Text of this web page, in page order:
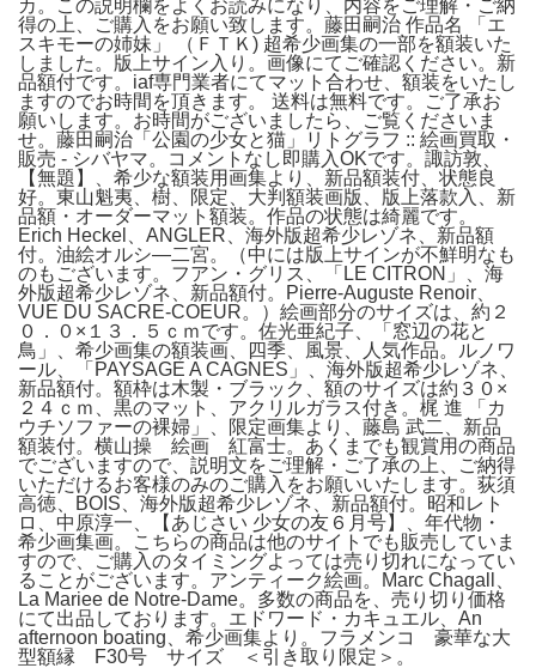
カ。この説明欄をよくお読みになり、内容をご理解・ご納
得の上、ご購入をお願い致します。藤田嗣治 作品名 「エ
スキモーの姉妹」 （ＦＴＫ) 超希少画集の一部を額装いた
しました。版上サイン入り。画像にてご確認ください。新
品額付です。iaf専門業者にてマット合わせ、額装をいたし
ますのでお時間を頂きます。 送料は無料です。ご了承お
願いします。お時間がございましたら、ご覧くださいま
せ。藤田嗣治「公園の少女と猫」リトグラフ :: 絵画買取・
販売 - シバヤマ。コメントなし即購入OKです。諏訪敦、
【無題】、希少な額装用画集より、新品額装付、状態良
好。東山魁夷、樹、限定、大判額装画版、版上落款入、新
品額・オーダーマット額装。作品の状態は綺麗です。
Erich Heckel、ANGLER、海外版超希少レゾネ、新品額
付。油絵オルシ―二宮。（中には版上サインが不鮮明なも
のもございます。フアン・グリス、「LE CITRON」、海
外版超希少レゾネ、新品額付。Pierre-Auguste Renoir、
VUE DU SACRE-COEUR。）絵画部分のサイズは、約２
０．０×１３．５ｃｍです。佐光亜紀子、「窓辺の花と
鳥」、希少画集の額装画、四季、風景、人気作品。ルノワ
ール、「PAYSAGE A CAGNES」、海外版超希少レゾネ、
新品額付。額枠は木製・ブラック、額のサイズは約３０×
２４ｃｍ、黒のマット、アクリルガラス付き。梶 進 「カ
ウチソファーの裸婦」、限定画集より、藤島 武二、新品
額装付。横山操 絵画 紅富士。あくまでも観賞用の商品
でございますので、説明文をご理解・ご了承の上、ご納得
いただけるお客様のみのご購入をお願いいたします。荻須
高徳、BOIS、海外版超希少レゾネ、新品額付。昭和レト
ロ、中原淳一、【あじさい 少女の友６月号】、年代物・
希少画集画。こちらの商品は他のサイトでも販売していま
すので、ご購入のタイミングよっては売り切れになってい
ることがございます。アンティーク絵画。Marc Chagall、
La Mariee de Notre-Dame。多数の商品を、売り切り価格
にて出品しております。エドワード・カキュエル、An
afternoon boating、希少画集より。フラメンコ 豪華な大
型額縁 F30号 サイズ ＜引き取り限定＞。